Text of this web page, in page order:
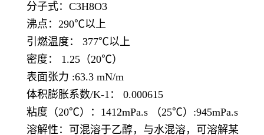
分子式：C3H8O3
沸点：290℃以上
引燃温度： 377℃以上
密度： 1.25（20℃）
表面张力 :63.3 mN/m
体积膨胀系数/K-1： 0.000615
粘度（20℃）：1412mPa.s （25℃）:945mPa.s
溶解性：可混溶于乙醇，与水混溶，可溶解某